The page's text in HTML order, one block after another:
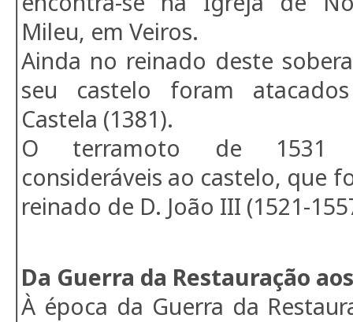
Mileu, em Veiros.
Ainda no reinado deste
seu castelo foram
Castela (1381).
O terramoto de 1531
consideráveis ao castelo, que
reinado de D. João III (1521-
Da Guerra da Restauração
À época da Guerra da